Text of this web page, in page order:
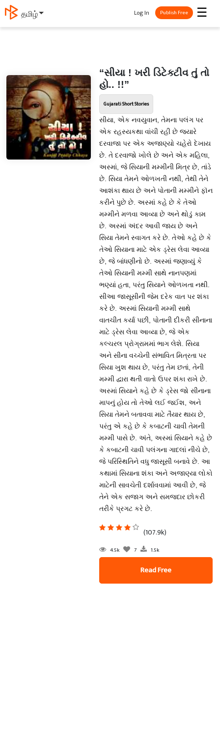
தமிழ் ☰
Log In Publish Free
“સીયા ! ખરી ડિટેક્ટીવ તું તો
હો.. !!”
Gujarati Short Stories
સીયા, એક નવયુવાન, તેમના પલંગ પર
એક રહસ્યકથા વાંચી રહી છે જ્યારે
દરવાજા પર એક અજાણ્યો ચહેરો દેખાય
છે. તે દરવાજો ખોલે છે અને એક મહિલા,
અસ્માં, જે સિયાની મમ્મીની મિત્ર છે, તાંડે
છે. સિયા તેમને ઓળખતી નથી, તેથી તેને
આશંકા થાય છે અને પોતાની મમ્મીને ફૉન
કરીને પુછે છે. અસ્માં કહે છે કે તેઓ
મમ્મીને મળવા આવ્યા છે અને થોડું કામ
છે. અસ્માં અંદર આવી જાય છે અને
સિયા તેમને સ્વાગત કરે છે. તેઓ કહે છે કે
તેઓ સિયાના માટે એક ડ્રેસ લેવા આવ્યા
છે, જે બાંધણીનો છે. અસ્માં જણાવ્યું કે
તેઓ સિયાની મમ્મી સાથે નાનપણમાં
ભણ્યાં હતા, પરંતુ સિયાને ઓળખતા નથી.
સીઆ જાસૂસીની જેમ દરેક વાત પર શંકા
કરે છે. અસ્માં સિયાની મમ્મી સાથે
વાતચીત કર્યા પછી, પોતાની દીકરી સીનાના
માટે ડ્રેસ લેવા આવ્યા છે, જે એક
કલ્ચરલ પ્રોગ્રામમાં ભાગ લેશે. સિયા
અને સીના વચ્ચેની સંભાવિત મિત્રતા પર
સિયા ખુશ થાય છે, પરંતુ તેમ છતાં, તેની
મમ્મી દ્વારા થતી વાતો ઉપર શંકા રાખે છે.
અસ્માં સિયાને કહે છે કે ડ્રેસ જો સીનાના
માપનું હોય તો તેઓ લઈ જઈશ, અને
સિયા તેમને બતાવવા માટે તૈયાર થાય છે,
પરંતુ એ કહે છે કે કબાટની ચાવી તેમની
મમ્મી પાસે છે. અંતે, અસ્માં સિયાને કહે છે
કે કબાટની ચાવી પલંગના ગાદલાં નીચે છે,
જે પરિસ્થિતિને વધુ જાસૂસી બનાવે છે. આ
કથામાં સિયાના શંકા અને અજાણ્યા લોકો
માટેની સાવચેતી દર્શાવવામાં આવી છે, જે
તેને એક સજાગ અને સમજદાર છોકરી
તરીકે પ્રગટ કરે છે.
(107.9k)
4.5k 7 1.5k
Read Free